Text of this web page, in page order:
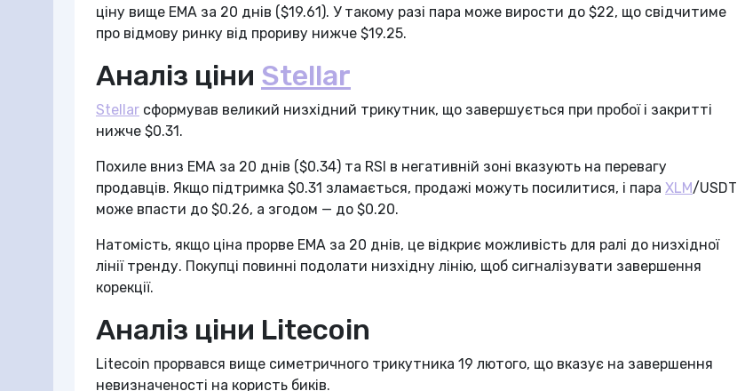
ціну вище EMA за 20 днів ($19.61). У такому разі пара може вирости до $22, що свідчитиме
про відмову ринку від прориву нижче $19.25.
Аналіз ціни Stellar
Stellar сформував великий низхідний трикутник, що завершується при пробої і закритті
нижче $0.31.
Похиле вниз EMA за 20 днів ($0.34) та RSI в негативній зоні вказують на перевагу
продавців. Якщо підтримка $0.31 зламається, продажі можуть посилитися, і пара XLM/USDT
може впасти до $0.26, а згодом — до $0.20.
Натомість, якщо ціна прорве EMA за 20 днів, це відкриє можливість для ралі до низхідної
лінії тренду. Покупці повинні подолати низхідну лінію, щоб сигналізувати завершення
корекції.
Аналіз ціни Litecoin
Litecoin прорвався вище симетричного трикутника 19 лютого, що вказує на завершення
невизначеності на користь биків.